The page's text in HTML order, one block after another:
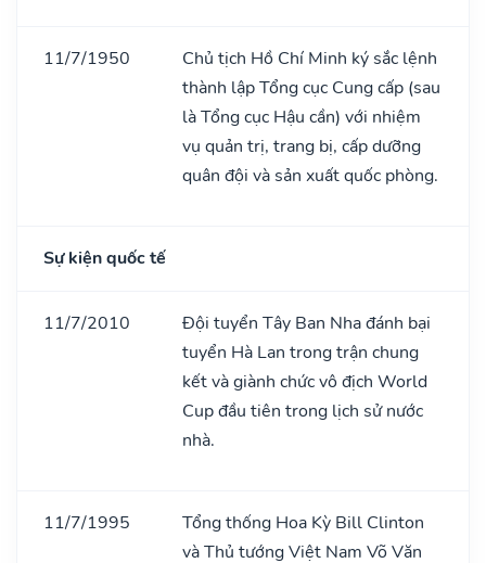
11/7/1950
Chủ tịch Hồ Chí Minh ký sắc lệnh
thành lập Tổng cục Cung cấp (sau
là Tổng cục Hậu cần) với nhiệm
vụ quản trị, trang bị, cấp dưỡng
quân đội và sản xuất quốc phòng.
Sự kiện quốc tế
11/7/2010
Đội tuyển Tây Ban Nha đánh bại
tuyển Hà Lan trong trận chung
kết và giành chức vô địch World
Cup đầu tiên trong lịch sử nước
nhà.
11/7/1995
Tổng thống Hoa Kỳ Bill Clinton
và Thủ tướng Việt Nam Võ Văn